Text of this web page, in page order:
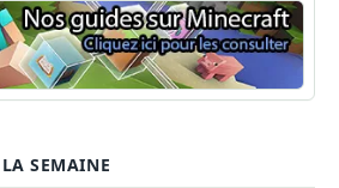
SEMAINE